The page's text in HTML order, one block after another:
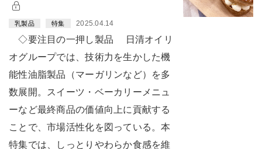
乳製品 特集 2025.04.14
◇要注目の一押し製品 日清オイリ
オグループでは、技術力を生かした機
能性油脂製品（マーガリンなど）を多
数展開。スイーツ・ベーカリーメニュ
ーなど最終商品の価値向上に貢献する
ことで、市場活性化を図っている。本
特集では、しっとりやわらか食感を維